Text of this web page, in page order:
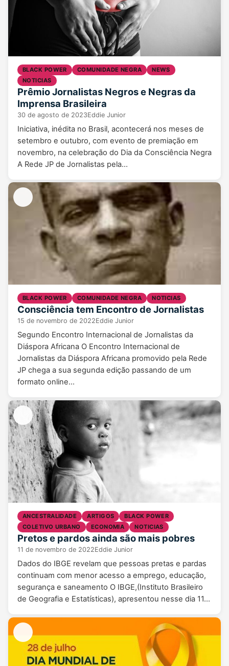
BLACK POWER COMUNIDADE NEGRA
NEWS
NOTICIAS
Prêmio Jornalistas Negros e Negras da
Imprensa Brasileira
30 de agosto de 2023Eddie Junior
Iniciativa, inédita no Brasil, acontecerá nos meses de
setembro e outubro, com evento de premiação em
novembro, na celebração do Dia da Consciência Negra
A Rede JP de Jornalistas pela…
BLACK POWER COMUNIDADE NEGRA NOTICIAS
Consciência tem Encontro de Jornalistas
15 de novembro de 2022Eddie Junior
Segundo Encontro Internacional de Jornalistas da
Diáspora Africana O Encontro Internacional de
Jornalistas da Diáspora Africana promovido pela Rede
JP chega a sua segunda edição passando de um
formato online…
ANCESTRALIDADE ARTIGOS
BLACK POWER
COLETIVO URBANO
ECONOMIA NOTICIAS
Pretos e pardos ainda são mais pobres
11 de novembro de 2022Eddie Junior
Dados do IBGE revelam que pessoas pretas e pardas
continuam com menor acesso a emprego, educação,
segurança e saneamento O IBGE,(Instituto Brasileiro
de Geografia e Estatísticas), apresentou nesse dia 11…